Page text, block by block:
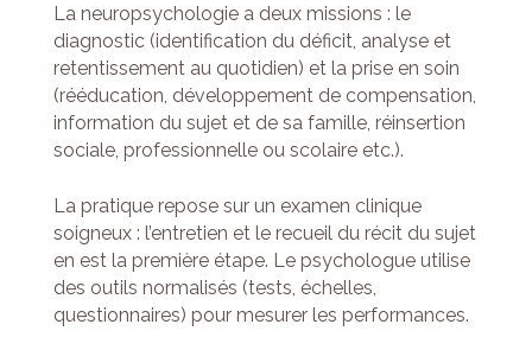
La neuropsychologie a deux missions : le
diagnostic (identification du déficit, analyse et
retentissement au quotidien) et la prise en soin
(rééducation, développement de compensation,
information du sujet et de sa famille, réinsertion
sociale, professionnelle ou scolaire etc.).
La pratique repose sur un examen clinique
soigneux : l’entretien et le recueil du récit du sujet
en est la première étape. Le psychologue utilise
des outils normalisés (tests, échelles,
questionnaires) pour mesurer les performances.